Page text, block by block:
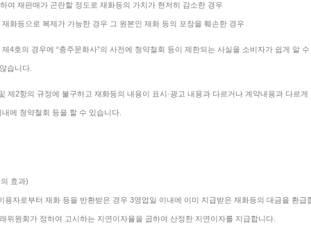
여 재판매가 곤란할 정도로 재화등의 가치가 현저히 감소한 경우
화등으로 복제가 가능한 경우 그 원본인 재화 등의 포장을 훼손한 경우
4호의 경우에 “충주문화사”의 사전에 청약철회 등이 제한되는 사실을 소비자가 쉽게 알
습니다.
제2항의 규정에 불구하고 재화등의 내용이 표시·광고 내용과 다르거나 계약내용과 다르
에 청약철회 등을 할 수 있습니다.
효과)
용자로부터 재화 등을 반환받은 경우 3영업일 이내에 이미 지급받은 재화등의 대금을 환
위원회가 정하여 고시하는 지연이자율을 곱하여 산정한 지연이자를 지급합니다.